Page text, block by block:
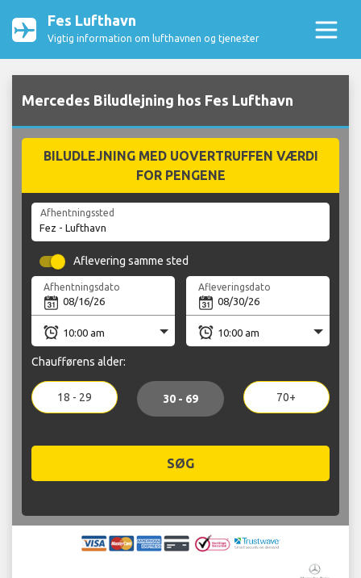
Fes Lufthavn
Vigtig information om lufthavnen og tjenester
Mercedes Biludlejning hos Fes Lufthavn
BILUDLEJNING MED UOVERTRUFFEN VÆRDI
FOR PENGENE
Afhentningssted
Aflevering samme sted
Afhentningsdato Afleveringsdato
Chaufførens alder:
18 - 29 30 - 69 70+
SØG